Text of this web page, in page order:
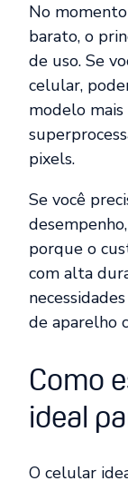
No
barato, o
de uso. Se
celular,
modelo
pixels.
Se você
porque o
com alta
de aparelho
Como
ideal
O celular